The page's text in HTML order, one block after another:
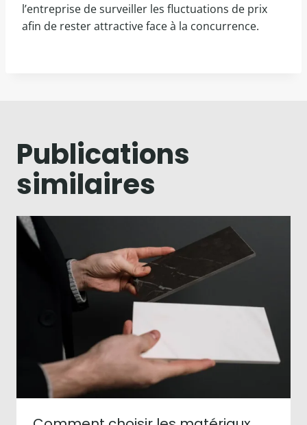
l’entreprise de surveiller les fluctuations de prix
afin de rester attractive face à la concurrence.
Publications
similaires